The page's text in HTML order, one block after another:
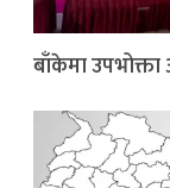
बाँकेमा